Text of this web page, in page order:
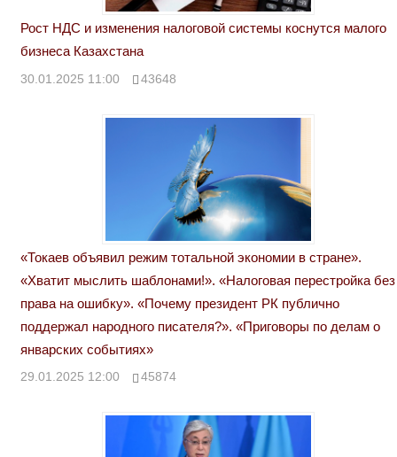
Рост НДС и изменения налоговой системы коснутся малого
бизнеса Казахстана
30.01.2025 11:00 43648
«Токаев объявил режим тотальной экономии в стране».
«Хватит мыслить шаблонами!». «Налоговая перестройка без
права на ошибку». «Почему президент РК публично
поддержал народного писателя?». «Приговоры по делам о
январских событиях»
29.01.2025 12:00 45874